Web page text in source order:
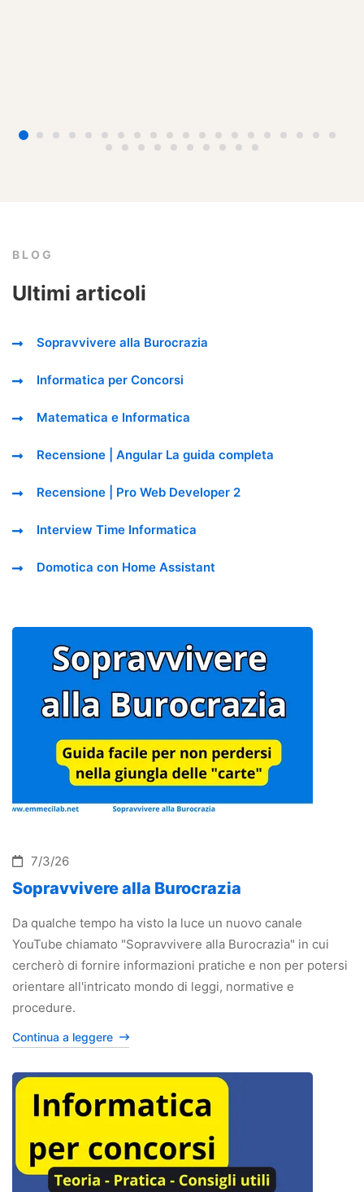
BLOG
Ultimi articoli
Sopravvivere alla Burocrazia
Informatica per Concorsi
Matematica e Informatica
Recensione | Angular La guida completa
Recensione | Pro Web Developer 2
Interview Time Informatica
Domotica con Home Assistant
7/3/26
Sopravvivere alla Burocrazia
Da qualche tempo ha visto la luce un nuovo canale
YouTube chiamato "Sopravvivere alla Burocrazia" in cui
cercherò di fornire informazioni pratiche e non per potersi
orientare all'intricato mondo di leggi, normative e
procedure.
Continua a leggere